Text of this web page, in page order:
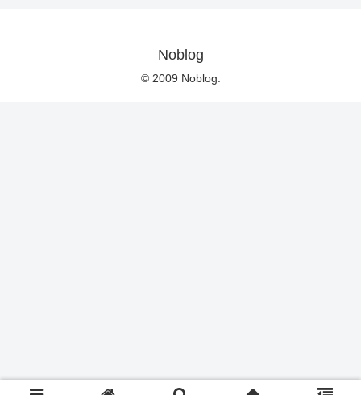
Noblog
© 2009 Noblog.